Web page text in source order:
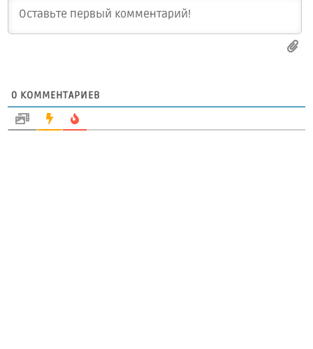
0 КОММЕНТАРИЕВ